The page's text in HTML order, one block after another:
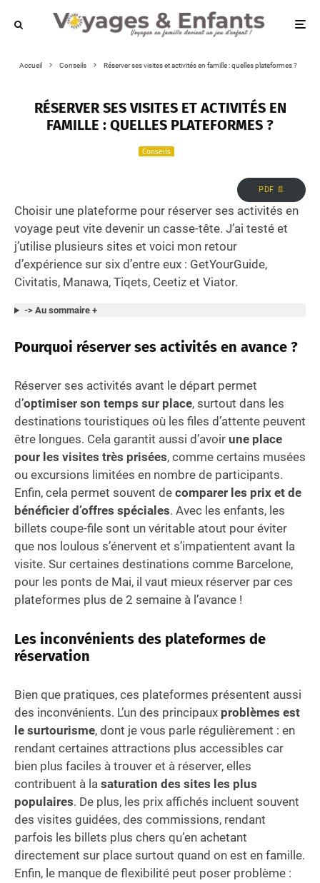
Accueil Conseils Réserver ses visites et activités en famille : quelles plateformes ?
RÉSERVER SES VISITES ET ACTIVITÉS EN
FAMILLE : QUELLES PLATEFORMES ?
Conseils
PDF 📄
Choisir une plateforme pour réserver ses activités en
voyage peut vite devenir un casse-tête. J’ai testé et
j’utilise plusieurs sites et voici mon retour
d’expérience sur six d’entre eux : GetYourGuide,
Civitatis, Manawa, Tiqets, Ceetiz et Viator.
-> Au sommaire +
Pourquoi réserver ses activités en avance ?
Réserver ses activités avant le départ permet
d’optimiser son temps sur place, surtout dans les
destinations touristiques où les files d’attente peuvent
être longues. Cela garantit aussi d’avoir une place
pour les visites très prisées, comme certains musées
ou excursions limitées en nombre de participants.
Enfin, cela permet souvent de comparer les prix et de
bénéficier d’offres spéciales. Avec les enfants, les
billets coupe-file sont un véritable atout pour éviter
que nos loulous s’énervent et s’impatientent avant la
visite. Sur certaines destinations comme Barcelone,
pour les ponts de Mai, il vaut mieux réserver par ces
plateformes plus de 2 semaine à l’avance !
Les inconvénients des plateformes de
réservation
Bien que pratiques, ces plateformes présentent aussi
des inconvénients. L’un des principaux problèmes est
le surtourisme, dont je vous parle régulièrement : en
rendant certaines attractions plus accessibles car
bien plus faciles à trouver et à réserver, elles
contribuent à la saturation des sites les plus
populaires. De plus, les prix affichés incluent souvent
des visites guidées, des commissions, rendant
parfois les billets plus chers qu’en achetant
directement sur place surtout quand on est en famille.
Enfin, le manque de flexibilité peut poser problème :